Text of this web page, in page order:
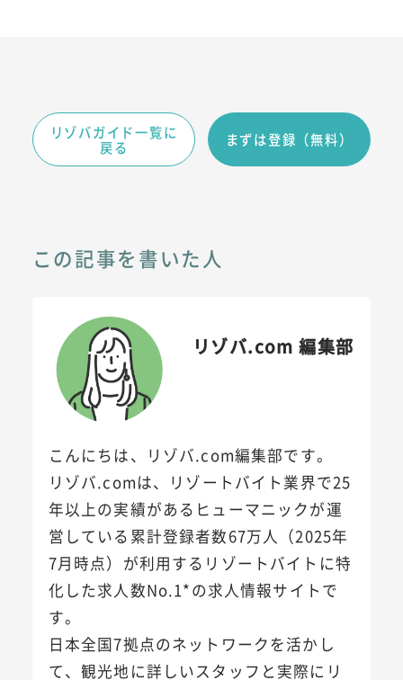
リゾバガイド一覧に
戻る
まずは登録（無料）
この記事を書いた人
リゾバ.com 編集部
こんにちは、リゾバ.com編集部です。
リゾバ.comは、リゾートバイト業界で25
年以上の実績があるヒューマニックが運
営している累計登録者数67万人（2025年
7月時点）が利用するリゾートバイトに特
化した求人数No.1*の求人情報サイトで
す。
日本全国7拠点のネットワークを活かし
て、観光地に詳しいスタッフと実際にリ